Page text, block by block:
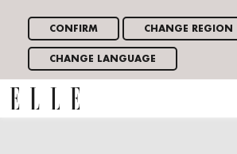
CONFIRM CHANGE REGION
CHANGE LANGUAGE